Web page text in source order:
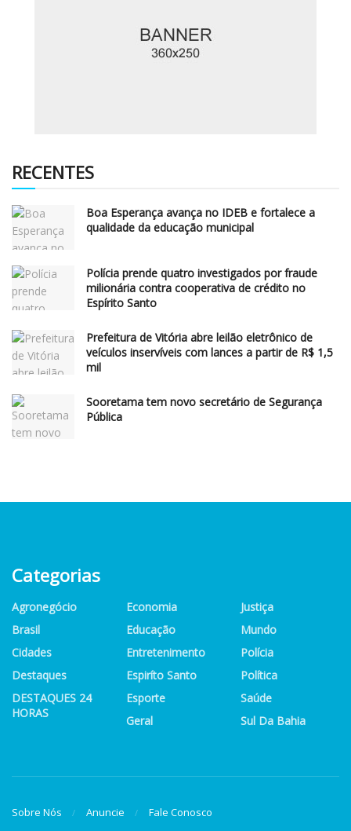
RECENTES
Boa Esperança avança no IDEB e fortalece a
qualidade da educação municipal
Polícia prende quatro investigados por fraude
milionária contra cooperativa de crédito no
Espírito Santo
Prefeitura de Vitória abre leilão eletrônico de
veículos inservíveis com lances a partir de R$ 1,5
mil
Sooretama tem novo secretário de Segurança
Pública
Categorias
Agronegócio
Brasil
Cidades
Destaques
DESTAQUES 24
HORAS
Economia
Educação
Entretenimento
Espiríto Santo
Esporte
Geral
Justiça
Mundo
Polícia
Política
Saúde
Sul Da Bahia
Sobre Nós Anuncie Fale Conosco